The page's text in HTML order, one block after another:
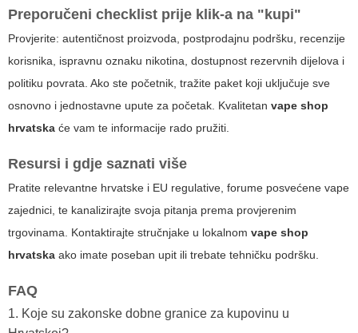
Preporučeni checklist prije klik-a na "kupi"
Provjerite: autentičnost proizvoda, postprodajnu podršku, recenzije
korisnika, ispravnu oznaku nikotina, dostupnost rezervnih dijelova i
politiku povrata. Ako ste početnik, tražite paket koji uključuje sve
osnovno i jednostavne upute za početak. Kvalitetan vape shop
hrvatska će vam te informacije rado pružiti.
Resursi i gdje saznati više
Pratite relevantne hrvatske i EU regulative, forume posvećene vape
zajednici, te kanalizirajte svoja pitanja prema provjerenim
trgovinama. Kontaktirajte stručnjake u lokalnom vape shop
hrvatska ako imate poseban upit ili trebate tehničku podršku.
FAQ
1. Koje su zakonske dobne granice za kupovinu u